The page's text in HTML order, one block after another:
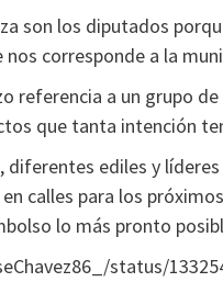
son los diputados
corresponde a la
referencia a un grupo
que tanta intención
ediles y
calles para los
lo más pronto
status/